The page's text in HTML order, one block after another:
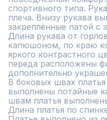
спортивного типа.
плеча. Внизу рукава
закреплённые патой с
Длина рукава от
капюшоном, по краю
яркого контрастного
переда расположены
дополнительно
В боковых швах
выполнены потайные
швам платья
Длина платья по